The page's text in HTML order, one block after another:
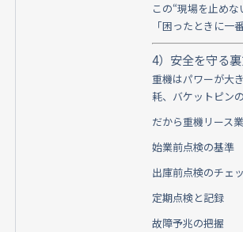
この“現場を止め
「困ったときに
4）安全を守る
重機はパワーが大
耗、バケットピン
だから重機リース
始業前点検の基準
出庫前点検のチェ
定期点検と記録
故障予兆の把握